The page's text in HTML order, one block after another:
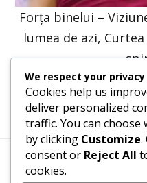
Forța binelui –
lumea de azi,
47,57lei
Termeni, Condiții &
We respect your privacy
Cookies help us
deliver personalized
traffic. You can
by clicking Customize.
consent or Reject All
cookies.